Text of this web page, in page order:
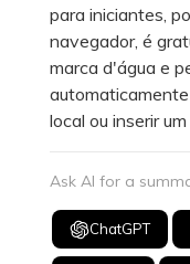
para iniciantes,
navegador, é
marca d'água e
local ou inserir um
Ask AI for a
ChatGPT